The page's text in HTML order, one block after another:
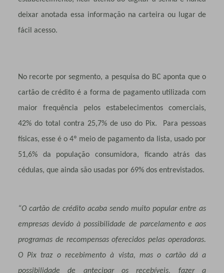
deixar anotada essa informação na carteira ou lugar de
fácil acesso.
No recorte por segmento, a pesquisa do BC aponta que o
cartão de crédito é a forma de pagamento utilizada com
maior frequência pelos estabelecimentos comerciais,
42% do total contra 25,7% de uso do Pix. Para pessoas
físicas, esse é o 4º meio de pagamento da lista, usado por
51,6% da população consumidora, ficando atrás das
cédulas, que ainda são usadas por 69% dos entrevistados.
“O cartão de crédito acaba sendo muito popular entre as
empresas devido à possibilidade de parcelamento e aos
programas de recompensas oferecidos pelas operadoras.
O Pix traz o recebimento à vista, mas o cartão dá a
possibilidade de antecipar os recebíveis, fazer a